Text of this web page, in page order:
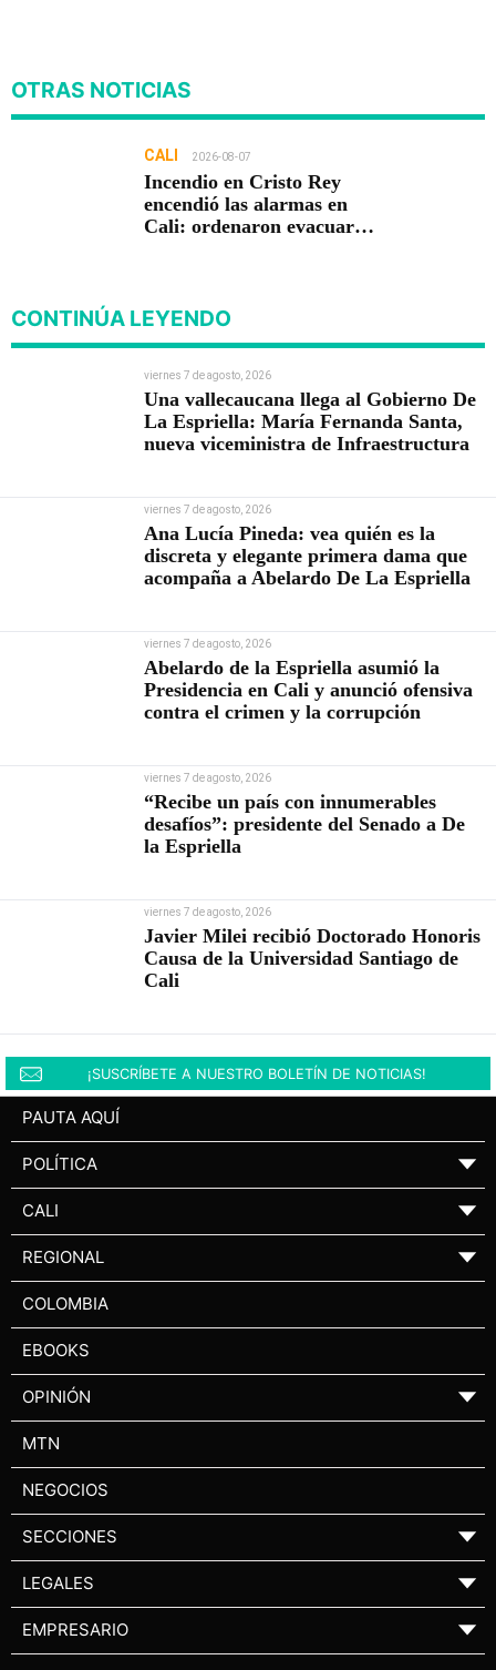
OTRAS NOTICIAS
CALI 2026-08-07
Incendio en Cristo Rey
encendió las alarmas en
Cali: ordenaron evacuar
CONTINÚA LEYENDO
viernes 7 de agosto, 2026
Una vallecaucana llega al Gobierno De
La Espriella: María Fernanda Santa,
nueva viceministra de Infraestructura
viernes 7 de agosto, 2026
Ana Lucía Pineda: vea quién es la
discreta y elegante primera dama que
acompaña a Abelardo De La Espriella
viernes 7 de agosto, 2026
Abelardo de la Espriella asumió la
Presidencia en Cali y anunció ofensiva
contra el crimen y la corrupción
viernes 7 de agosto, 2026
“Recibe un país con innumerables
desafíos”: presidente del Senado a De
la Espriella
viernes 7 de agosto, 2026
Javier Milei recibió Doctorado Honoris
Causa de la Universidad Santiago de
Cali
¡SUSCRÍBETE A NUESTRO BOLETÍN DE NOTICIAS!
PAUTA AQUÍ
POLÍTICA ▼
CALI ▼
REGIONAL ▼
COLOMBIA
EBOOKS
OPINIÓN ▼
MTN
NEGOCIOS
SECCIONES ▼
LEGALES ▼
EMPRESARIO ▼